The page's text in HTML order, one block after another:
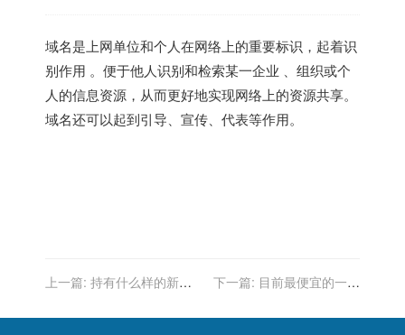
域名是上网单位和个人在网络上的重要标识，起着识
别作用 。便于他人识别和检索某一企业 、组织或个
人的信息资源，从而更好地实现网络上的资源共享。
域名还可以起到引导、宣传、代表等作用。
上一篇: 持有什么样的新西
下一篇: 目前最便宜的一块
E5504